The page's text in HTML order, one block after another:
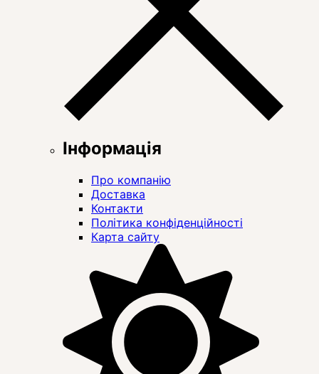
Інформація
Про компанію
Доставка
Контакти
Політика конфіденційності
Карта сайту